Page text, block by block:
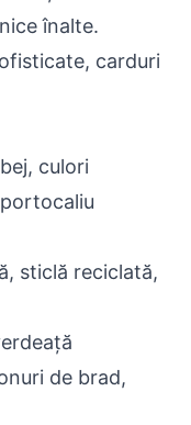
înalte.
carduri
culori
sticlă reciclată,
de brad,